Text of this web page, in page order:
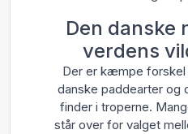
Den danske
verdens
Der er kæmpe
danske paddearter og
finder i troperne.
står over for valget